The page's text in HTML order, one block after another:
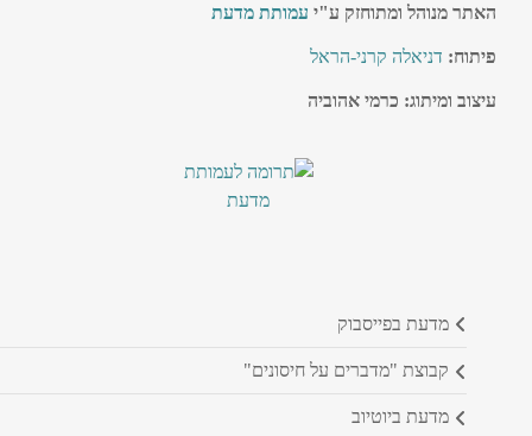
האתר מנוהל ומתוחזק ע"י עמותת מדעת
פיתוח: דניאלה קרני-הראל
עיצוב ומיתוג: כרמי אהוביה
מדעת בפייסבוק
קבוצת "מדברים על חיסונים"
מדעת ביוטיוב